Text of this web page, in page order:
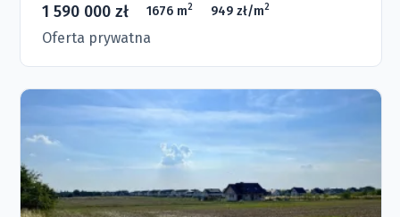
1 590 000 zł 1676 m2 949 zł/m2
Oferta prywatna